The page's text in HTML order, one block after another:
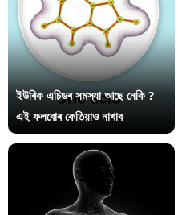
ইউৰিক এচিডৰ সমস্যা আছে নেকি ?
এই ফলবোৰ কেতিয়াও নাখাব